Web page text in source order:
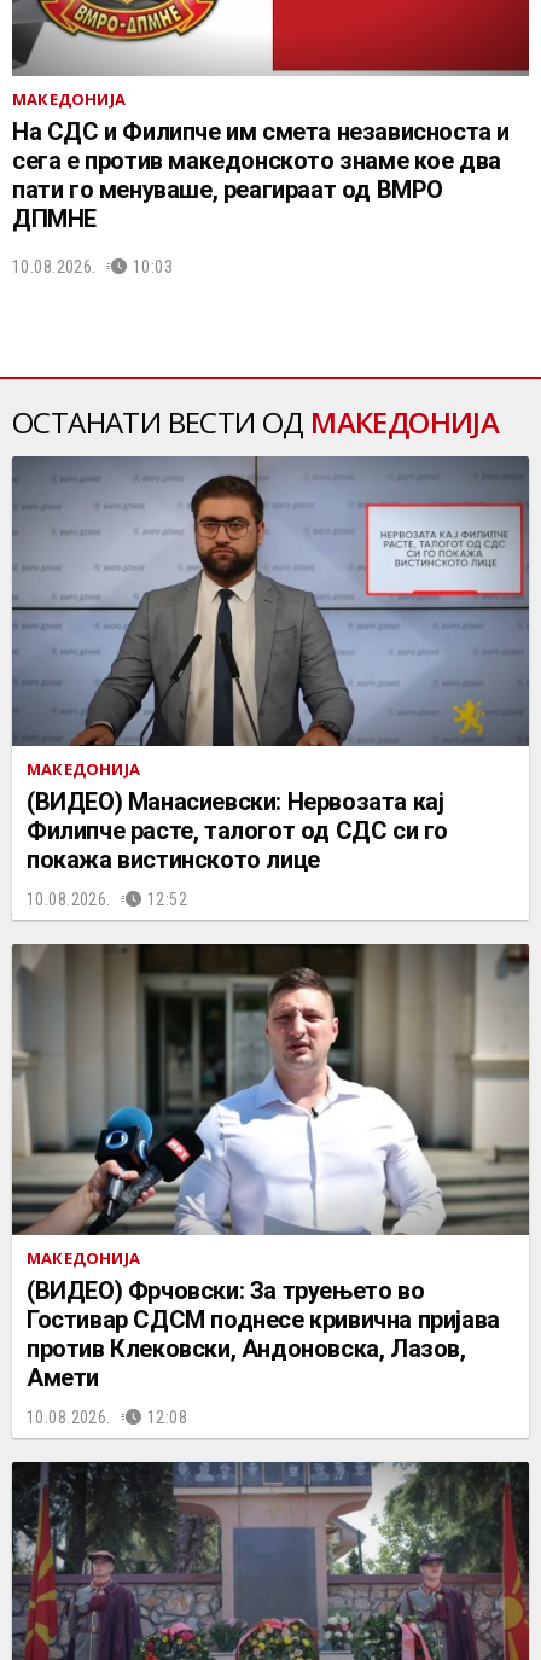
МАКЕДОНИЈА
На СДС и Филипче им смета независноста и
сега е против македонското знаме кое два
пати го менуваше, реагираат од ВМРО
ДПМНЕ
10.08.2026. 10:03
ОСТАНАТИ ВЕСТИ ОД МАКЕДОНИЈА
МАКЕДОНИЈА
(ВИДЕО) Манасиевски: Нервозата кај
Филипче расте, талогот од СДС си го
покажа вистинското лице
10.08.2026. 12:52
МАКЕДОНИЈА
(ВИДЕО) Фрчовски: За труењето во
Гостивар СДСМ поднесе кривична пријава
против Клековски, Андоновска, Лазов,
Амети
10.08.2026. 12:08